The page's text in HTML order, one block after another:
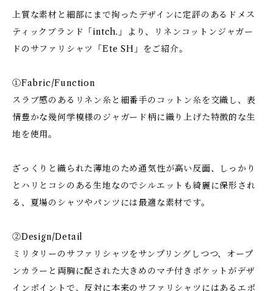
上質な素材と細部にまで拘ったデザインに定評のあるドメス
ティックブランド「intch.」より、リネンコットンジャガー
ドのサファリシャツ「Ete SH」をご紹介。
①Fabric/Function
スラブ感のあるリネン糸と細番手のコットン糸を交織し、表
情豊かな幾何学模様のジャガード柄に織り上げた特徴的な生
地を使用。
ざっくりと織られた薄地のため通気性が高い反面、しっかり
とハリとコシのある生地なのでシルエットも綺麗に保形され
る、夏場のシャツやパンツには最適な素材です。
②Design/Detail
ミリタリーのサファリシャツをサンプリングしつつ、オープ
ンカラーと両胸に配された大きめのマチ付きポケットがデザ
インポイントで、反対に本来のサファリシャツにはあるエポ